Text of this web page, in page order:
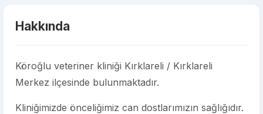
Hakkında
Köroğlu veteriner kliniği Kırklareli / Kırklareli
Merkez ilçesinde bulunmaktadır.
Kliniğimizde önceliğimiz can dostlarımızın sağlığıdır.